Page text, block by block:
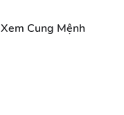
Xem Cung Mệnh